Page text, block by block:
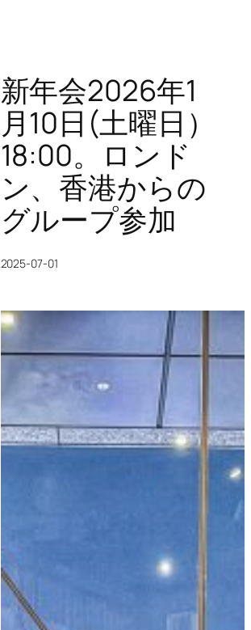
新年会2026年1
月10日(土曜日）
18:00。ロンド
ン、香港からの
グループ参加
2025-07-01